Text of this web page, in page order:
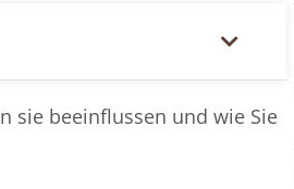
sie beeinflussen und wie Sie